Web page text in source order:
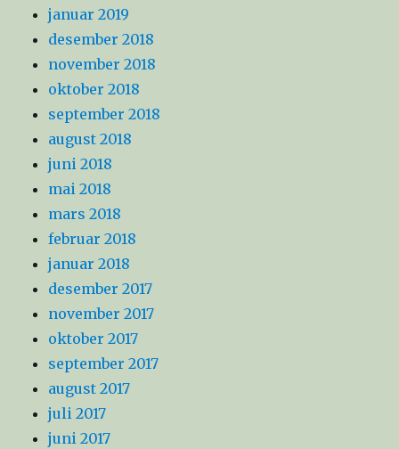
januar 2019
desember 2018
november 2018
oktober 2018
september 2018
august 2018
juni 2018
mai 2018
mars 2018
februar 2018
januar 2018
desember 2017
november 2017
oktober 2017
september 2017
august 2017
juli 2017
juni 2017